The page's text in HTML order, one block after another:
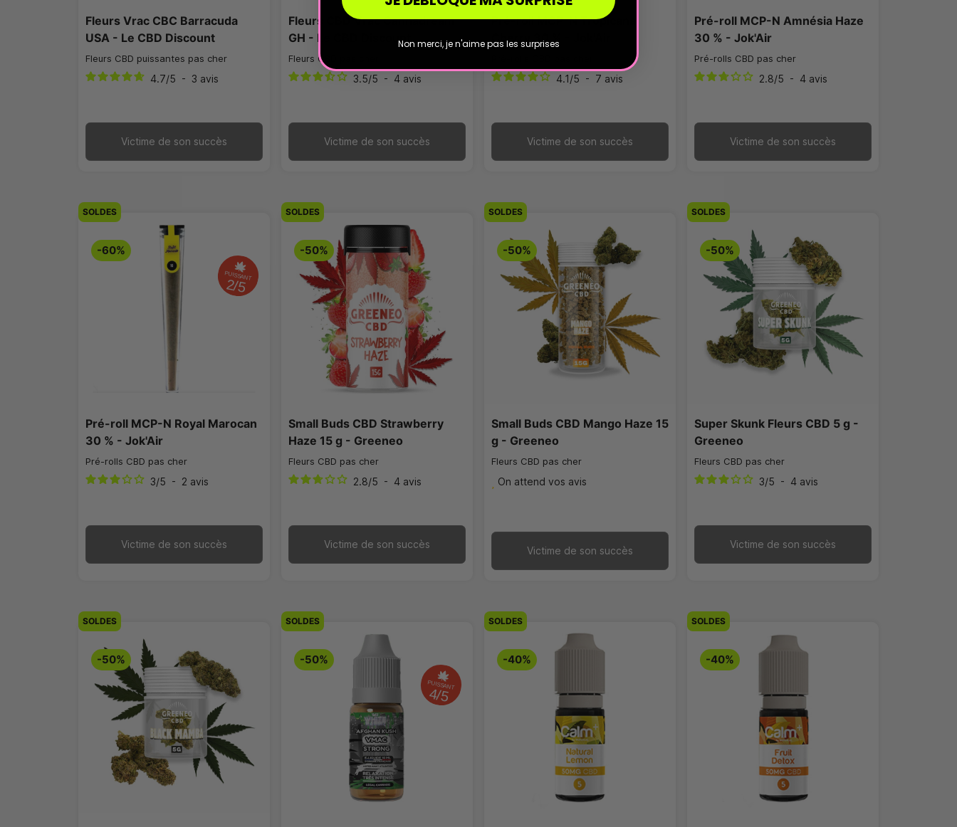
Fleurs Vrac CBC Barracuda
USA - Le CBD Discount
Fleurs CBD puissantes pas cher
4.7/5 - 3 avis
Victime de son succès
Fleurs CBD Vrac Cannadream
GH - Le CBD Discount
Fleurs CBD pas cher
3.5/5 - 4 avis
Victime de son succès
Pré-roll MCP-N Tropicana
Cherry 30 % - Jok'Air
4.1/5 - 7 avis
Victime de son succès
Pré-roll MCP-N Amnésia Haze
30 % - Jok'Air
Pré-rolls CBD pas cher
2.8/5 - 4 avis
Victime de son succès
PUISSANT
2/5
SOLDES
-60%
Pré-roll MCP-N Royal Marocan
30 % - Jok'Air
Pré-rolls CBD pas cher
3/5 - 2 avis
Victime de son succès
SOLDES
-50%
Small Buds CBD Strawberry
Haze 15 g - Greeneo
Fleurs CBD pas cher
2.8/5 - 4 avis
Victime de son succès
SOLDES
-50%
Small Buds CBD Mango Haze 15
g - Greeneo
Fleurs CBD pas cher
On attend vos avis
Victime de son succès
SOLDES
-50%
Super Skunk Fleurs CBD 5 g -
Greeneo
Fleurs CBD pas cher
3/5 - 4 avis
Victime de son succès
SOLDES
-50%
PUISSANT
4/5
SOLDES
-50%
SOLDES
-40%
SOLDES
-40%
Non merci, je n'aime pas les surprises